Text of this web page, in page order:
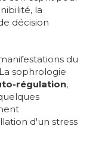
la
décision
du
sophrologie
régulation,
d'un stress